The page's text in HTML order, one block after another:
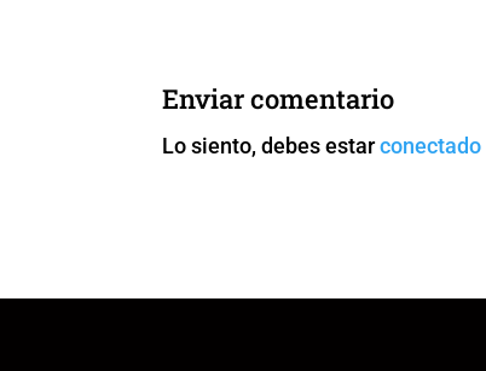
b
o
o
A
p
p k
er
Enviar comentario
Lo siento, debes estarconectado